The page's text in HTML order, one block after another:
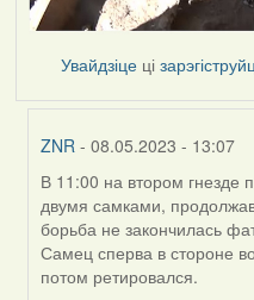
Увайдзіце ці
ZNR - 08.05.2023 - 13:07
In
reply
to
by
Harrier
В 11:00 на втором гнезде
двумя самками,
борьба не закончилась
Самец сперва в стороне
потом ретировался.